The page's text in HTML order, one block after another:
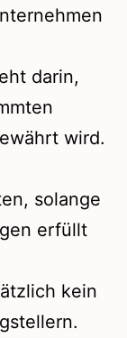
darin,
wird.
solange
erfüllt
kein